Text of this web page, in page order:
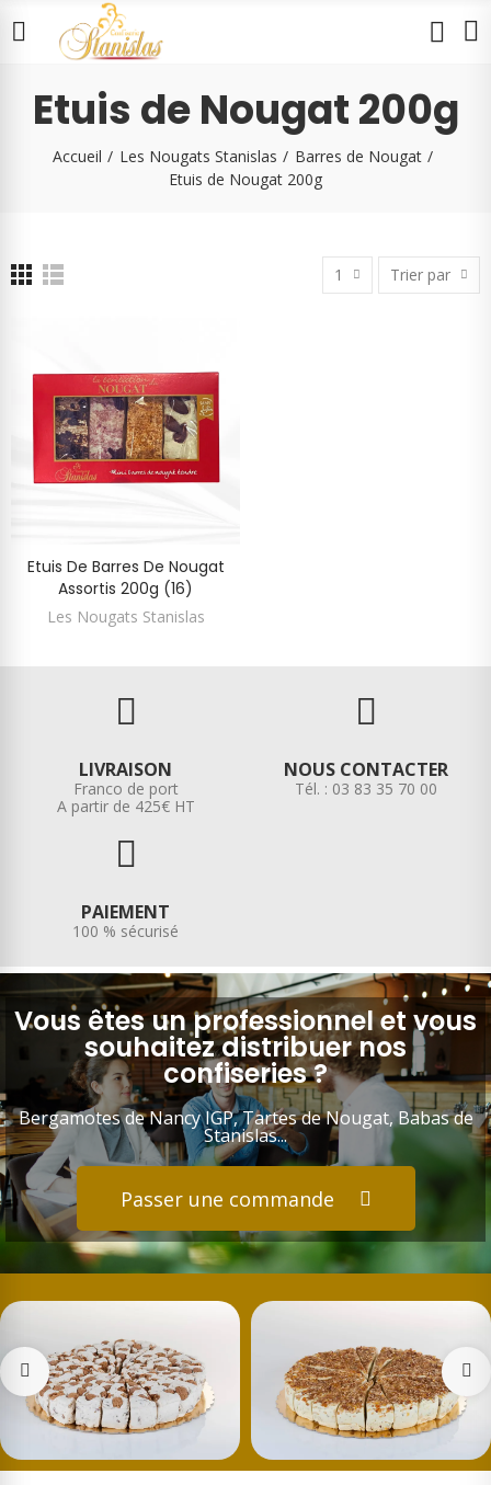
Etuis de Nougat 200g
Accueil Les Nougats Stanislas
Barres de Nougat
Etuis de Nougat 200g
1 Trier par
Etuis De Barres De Nougat
Assortis 200g (16)
Les Nougats Stanislas
LIVRAISON
Franco de port
A partir de 425€ HT
NOUS CONTACTER
Tél. : 03 83 35 70 00
PAIEMENT
100 % sécurisé
Vous êtes un professionnel et vous
souhaitez distribuer nos
confiseries ?
Bergamotes de Nancy IGP, Tartes de Nougat, Babas de
Stanislas...
Passer une commande